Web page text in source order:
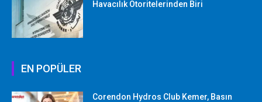
Havacılık Otoritelerinden Biri
EN POPÜLER
Corendon Hydros Club Kemer, Basın